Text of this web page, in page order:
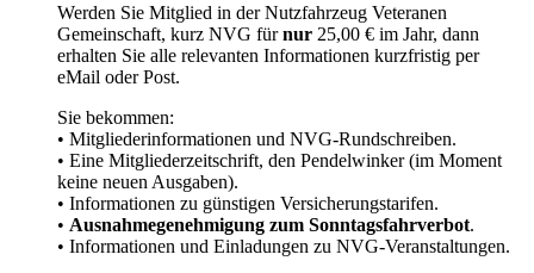
Werden Sie Mitglied in der Nutzfahrzeug Veteranen
Gemeinschaft, kurz NVG fürnur 25,00 € im Jahr, dann
erhalten Sie alle relevanten Informationen kurzfristig per
eMail oder Post.
Sie bekommen:
• Mitgliederinformationen und NVG-Rundschreiben.
• Eine Mitgliederzeitschrift, den Pendelwinker (im Moment
keine neuen Ausgaben).
• Informationen zu günstigen Versicherungstarifen.
• Ausnahmegenehmigung zum Sonntagsfahrverbot.
• Informationen und Einladungen zu NVG-Veranstaltungen.